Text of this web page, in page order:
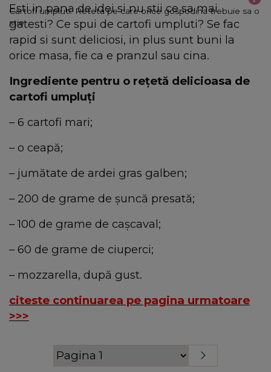
Cartofi umpluti. Reteta pe care orice gospodina trebuie sa o
stie
Esti in pana de idei si nu stii ce sa mai
gatesti? Ce spui de cartofi umpluti? Se fac
rapid si sunt deliciosi, in plus sunt buni la
orice masa, fie ca e pranzul sau cina.
Ingrediente pentru o reţetă delicioasa de
cartofi umpluţi
– 6 cartofi mari;
– o ceapă;
– jumătate de ardei gras galben;
– 200 de grame de şuncă presată;
– 100 de grame de caşcaval;
– 60 de grame de ciuperci;
– mozzarella, după gust.
citeste continuarea pe pagina urmatoare
>>>